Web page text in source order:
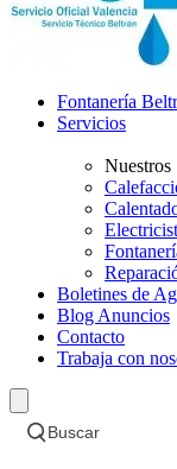
Fontanería
Servicios
Nuestros
Boletines de
Blog Anuncios
Contacto
Trabaja con
Buscar